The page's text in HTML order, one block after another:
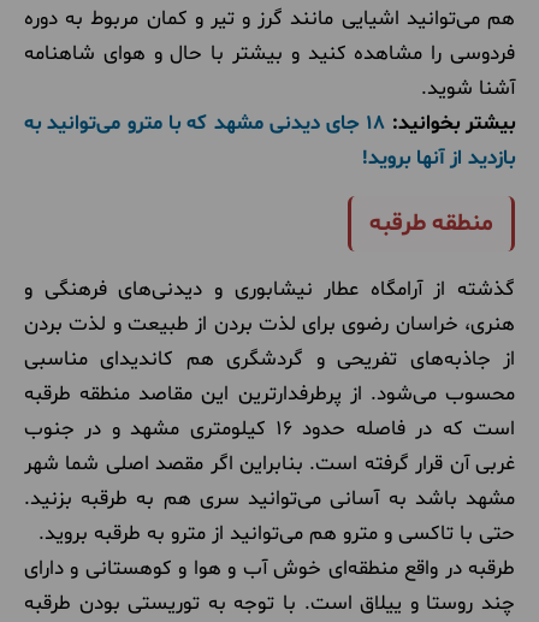
هم می‌توانید اشیایی مانند گرز و تیر و کمان مربوط به دوره
فردوسی را مشاهده کنید و بیشتر با حال و هوای شاهنامه
آشنا شوید.
بیشتر بخوانید:
18 جای دیدنی مشهد که با مترو می‌توانید به
بازدید از آنها بروید!
منطقه طرقبه
گذشته از آرامگاه عطار نیشابوری و دیدنی‌های فرهنگی و
هنری، خراسان رضوی برای لذت بردن از طبیعت و لذت بردن
از جاذبه‌های تفریحی و گردشگری هم کاندیدای مناسبی
محسوب می‌شود. از پرطرفدارترین این مقاصد منطقه طرقبه
است که در فاصله حدود ۱۶ کیلومتری مشهد و در جنوب
غربی آن قرار گرفته است. بنابراین اگر مقصد اصلی شما شهر
مشهد باشد به آسانی می‌توانید سری هم به طرقبه بزنید.
حتی با تاکسی و مترو هم می‌توانید از مترو به طرقبه بروید.
طرقبه در واقع منطقه‌ای خوش آب و هوا و کوهستانی و دارای
چند روستا و ییلاق است. با توجه به توریستی بودن طرقبه